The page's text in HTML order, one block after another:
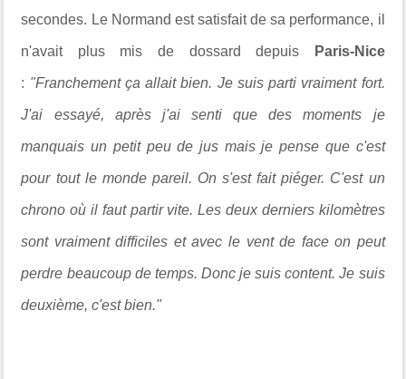
secondes. Le Normand est satisfait de sa performance, il
n'avait plus mis de dossard depuis Paris-Nice
: "Franchement ça allait bien. Je suis parti vraiment fort.
J'ai essayé, après j'ai senti que des moments je
manquais un petit peu de jus mais je pense que c'est
pour tout le monde pareil. On s'est fait piéger. C'est un
chrono où il faut partir vite. Les deux derniers kilomètres
sont vraiment difficiles et avec le vent de face on peut
perdre beaucoup de temps. Donc je suis content. Je suis
deuxième, c'est bien."